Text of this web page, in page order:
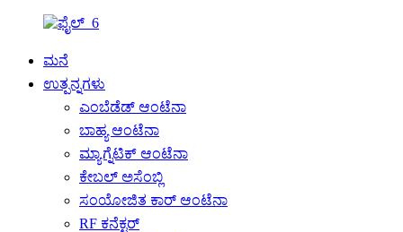
ಮನೆ
ಉತ್ಪನ್ನಗಳು
ಎಂಬೆಡೆಡ್ ಆಂಟೆನಾ
ಬಾಹ್ಯ ಆಂಟೆನಾ
ಮ್ಯಾಗ್ನೆಟಿಕ್ ಆಂಟೆನಾ
ಕೇಬಲ್ ಅಸೆಂಬ್ಲಿ
ಸಂಯೋಜಿತ ಕಾರ್ ಆಂಟೆನಾ
RF ಕನೆಕ್ಟರ್